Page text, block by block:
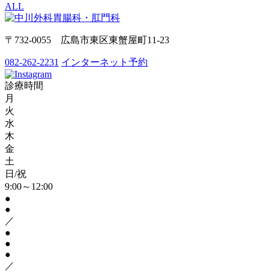
ALL
〒732-0055 広島市東区東蟹屋町11-23
082-262-2231 インターネット予約
診療時間
月
火
水
木
金
土
日/祝
9:00～12:00
●
●
／
●
●
●
／